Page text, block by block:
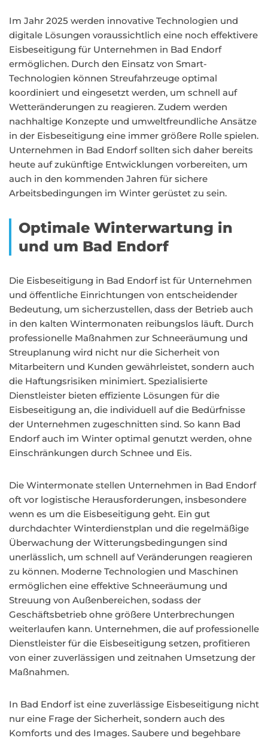
Im Jahr 2025 werden innovative Technologien und
digitale Lösungen voraussichtlich eine noch effektivere
Eisbeseitigung für Unternehmen in Bad Endorf
ermöglichen. Durch den Einsatz von Smart-
Technologien können Streufahrzeuge optimal
koordiniert und eingesetzt werden, um schnell auf
Wetteränderungen zu reagieren. Zudem werden
nachhaltige Konzepte und umweltfreundliche Ansätze
in der Eisbeseitigung eine immer größere Rolle spielen.
Unternehmen in Bad Endorf sollten sich daher bereits
heute auf zukünftige Entwicklungen vorbereiten, um
auch in den kommenden Jahren für sichere
Arbeitsbedingungen im Winter gerüstet zu sein.
Optimale Winterwartung in
und um Bad Endorf
Die Eisbeseitigung in Bad Endorf ist für Unternehmen
und öffentliche Einrichtungen von entscheidender
Bedeutung, um sicherzustellen, dass der Betrieb auch
in den kalten Wintermonaten reibungslos läuft. Durch
professionelle Maßnahmen zur Schneeräumung und
Streuplanung wird nicht nur die Sicherheit von
Mitarbeitern und Kunden gewährleistet, sondern auch
die Haftungsrisiken minimiert. Spezialisierte
Dienstleister bieten effiziente Lösungen für die
Eisbeseitigung an, die individuell auf die Bedürfnisse
der Unternehmen zugeschnitten sind. So kann Bad
Endorf auch im Winter optimal genutzt werden, ohne
Einschränkungen durch Schnee und Eis.
Die Wintermonate stellen Unternehmen in Bad Endorf
oft vor logistische Herausforderungen, insbesondere
wenn es um die Eisbeseitigung geht. Ein gut
durchdachter Winterdienstplan und die regelmäßige
Überwachung der Witterungsbedingungen sind
unerlässlich, um schnell auf Veränderungen reagieren
zu können. Moderne Technologien und Maschinen
ermöglichen eine effektive Schneeräumung und
Streuung von Außenbereichen, sodass der
Geschäftsbetrieb ohne größere Unterbrechungen
weiterlaufen kann. Unternehmen, die auf professionelle
Dienstleister für die Eisbeseitigung setzen, profitieren
von einer zuverlässigen und zeitnahen Umsetzung der
Maßnahmen.
In Bad Endorf ist eine zuverlässige Eisbeseitigung nicht
nur eine Frage der Sicherheit, sondern auch des
Komforts und des Images. Saubere und begehbare